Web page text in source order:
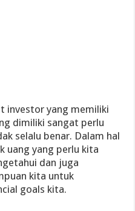
investor yang memiliki
dimiliki sangat perlu
selalu benar. Dalam hal
uang yang perlu kita
dan juga
kita untuk
goals kita.